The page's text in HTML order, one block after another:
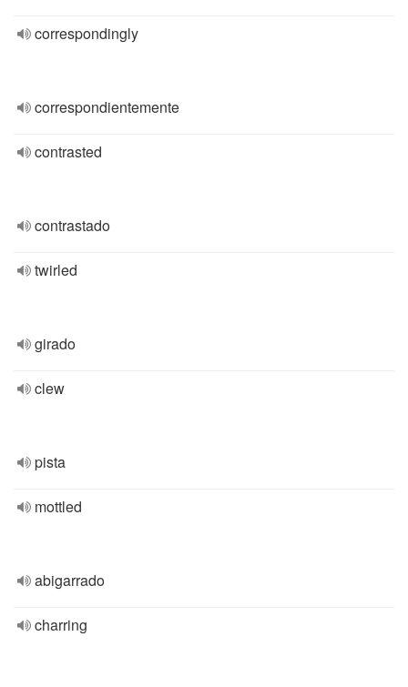
correspondingly
correspondientemente
contrasted
contrastado
twirled
girado
clew
pista
mottled
abigarrado
charring